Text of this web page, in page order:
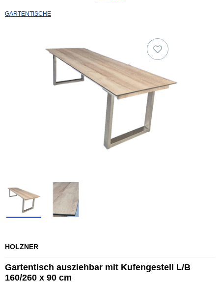
GARTENTISCHE
HOLZNER
Gartentisch ausziehbar mit Kufengestell L/B
160/260 x 90 cm